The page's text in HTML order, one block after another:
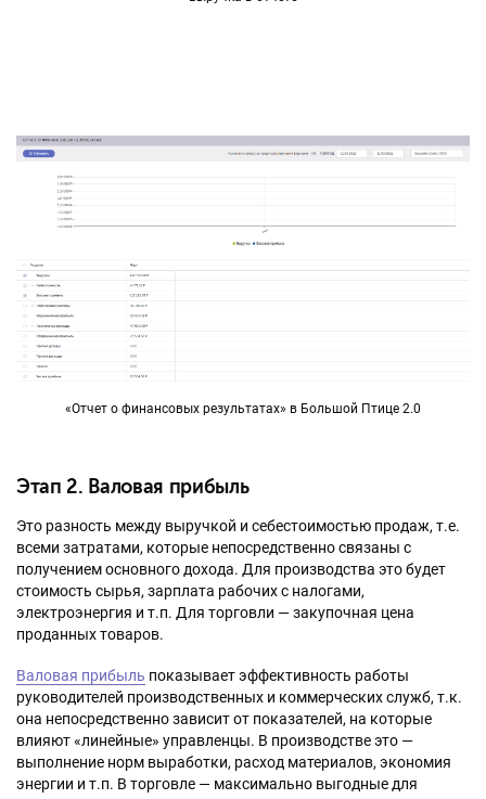
«Отчет о финансовых результатах» в Большой Птице 2.0
Этап 2. Валовая прибыль
Это разность между выручкой и себестоимостью продаж, т.е.
всеми затратами, которые непосредственно связаны с
получением основного дохода. Для производства это будет
стоимость сырья, зарплата рабочих с налогами,
электроэнергия и т.п. Для торговли — закупочная цена
проданных товаров.
Валовая прибыль показывает эффективность работы
руководителей производственных и коммерческих служб, т.к.
она непосредственно зависит от показателей, на которые
влияют «линейные» управленцы. В производстве это —
выполнение норм выработки, расход материалов, экономия
энергии и т.п. В торговле — максимально выгодные для